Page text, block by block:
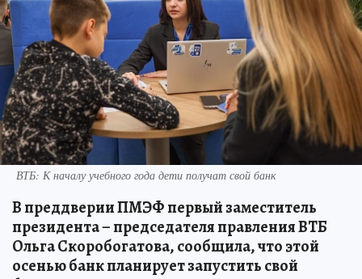
ВТБ: К началу учебного года дети получат свой банк
В преддверии ПМЭФ первый заместитель
президента – председателя правления ВТБ
Ольга Скоробогатова, сообщила, что этой
осенью банк планирует запустить свой